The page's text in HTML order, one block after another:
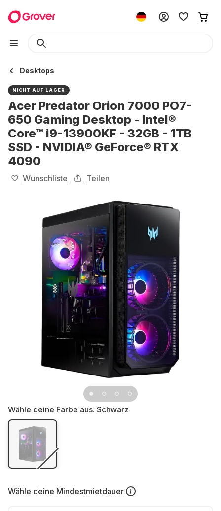
Desktops
NICHT AUF LAGER
Acer Predator Orion 7000 PO7-
650 Gaming Desktop - Intel®
Core™ i9-13900KF - 32GB - 1TB
SSD - NVIDIA® GeForce® RTX
4090
Wunschliste Teilen
Wähle deine Farbe aus: Schwarz
Wähle deine Mindestmietdauer